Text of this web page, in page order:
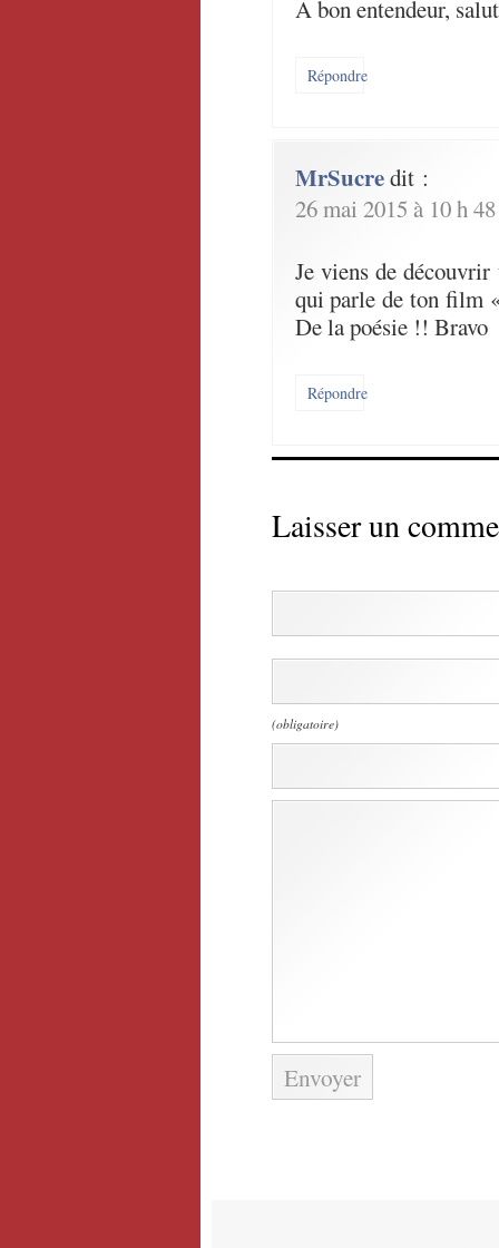
A bon entendeur,
Répondre
MrSucredit :
26 mai 2015 à 10 h
Je viens de
qui parle de ton film
De la poésie !! Bravo
Répondre
Laisser un
(obligatoire)